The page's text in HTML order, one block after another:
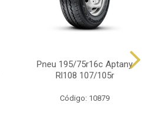
Pneu 195/75r16c Aptany
Rl108 107/105r
Código: 10879